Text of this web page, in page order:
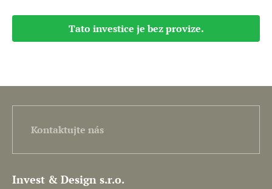
Tato investice je bez provize.
Kontaktujte nás
Invest & Design s.r.o.